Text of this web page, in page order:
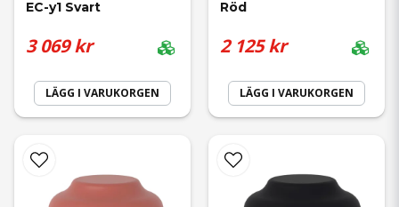
EC-y1 Svart
3 069 kr
LÄGG I VARUKORGEN
Röd
2 125 kr
LÄGG I VARUKORGEN